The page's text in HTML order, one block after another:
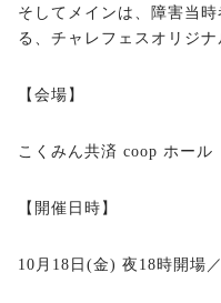
そしてメインは、障害当
る、チャレフェスオリジ
【会場】
こくみん共済 coop ホール
【開催日時】
10月18日(金) 夜18時開場